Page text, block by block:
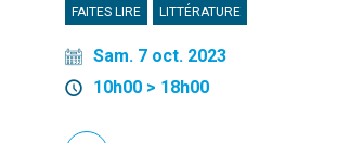
FAITES LIRE LITTÉRATURE
Sam. 7 oct. 2023
10h00 > 18h00